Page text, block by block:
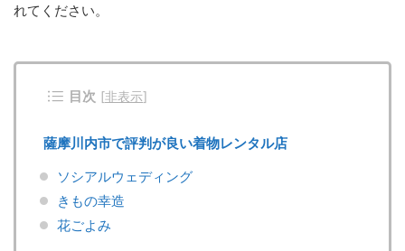
れてください。
目次 [非表示]
薩摩川内市で評判が良い着物レンタル店
ソシアルウェディング
きもの幸造
花ごよみ